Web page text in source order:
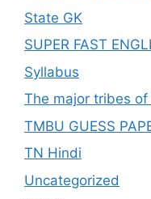
State GK
SUPER FAST
Syllabus
The major tribes of
TMBU GUESS
TN Hindi
Uncategorized